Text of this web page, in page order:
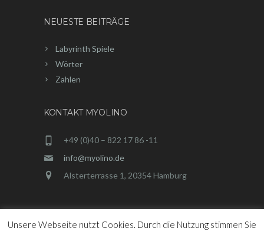
NEUESTE BEITRÄGE
Labyrinth Spiele
Wörter
Zahlen
KONTAKT MYOLINO
+49 (0)40 – 822 17 86 -11
info@myolino.de
Alsterterrasse 1, 20354 Hamburg
Unsere Webseite nutzt Cookies. Durch die Nutzung stimmen Sie